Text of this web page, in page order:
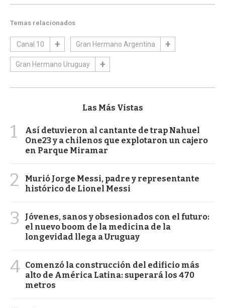
Temas relacionados
Canal 10 Gran Hermano Argentina
Gran Hermano Uruguay
Las Más Vistas
1
Así detuvieron al cantante de trap Nahuel
One23 y a chilenos que explotaron un cajero
en Parque Miramar
2
Murió Jorge Messi, padre y representante
histórico de Lionel Messi
3
Jóvenes, sanos y obsesionados con el futuro:
el nuevo boom de la medicina de la
longevidad llega a Uruguay
4 Comenzó la construcción del edificio más
alto de América Latina: superará los 470
metros